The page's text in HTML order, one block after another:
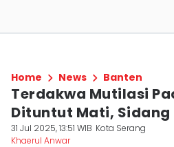
Home News Banten
Terdakwa Mutilasi
Dituntut Mati, Sidang
31 Jul 2025, 13:51 WIB Kota Serang
Khaerul Anwar